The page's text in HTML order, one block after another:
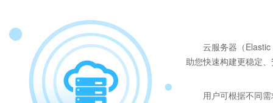
云服务器（
助您快速构建更稳定
用户可根据不同